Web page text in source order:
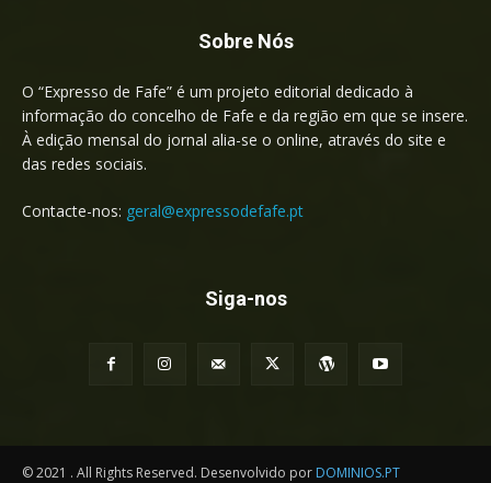
Sobre Nós
O “Expresso de Fafe” é um projeto editorial dedicado à
informação do concelho de Fafe e da região em que se insere.
À edição mensal do jornal alia-se o online, através do site e
das redes sociais.
Contacte-nos: geral@expressodefafe.pt
Siga-nos
© 2021 . All Rights Reserved. Desenvolvido por DOMINIOS.PT